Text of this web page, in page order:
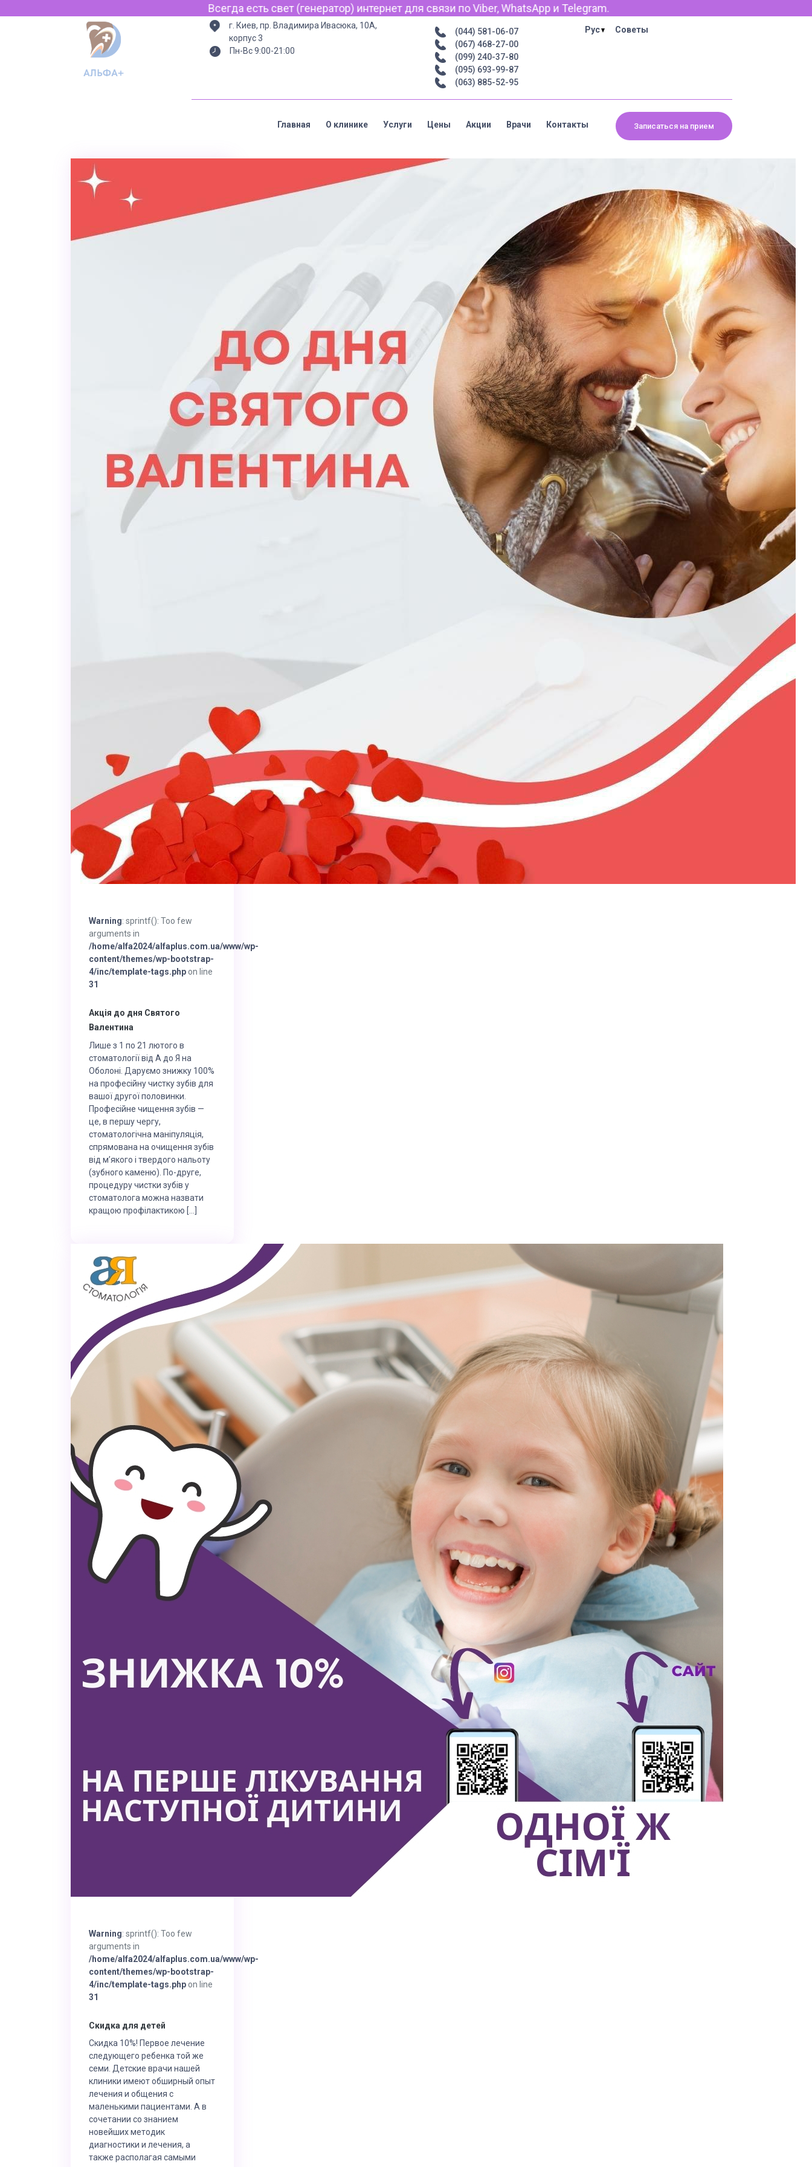
Всегда есть свет (генератор) интернет для связи по Viber, WhatsApp и Telegram.
г. Киев, пр. Владимира Ивасюка, 10А,
корпус 3
Пн-Вс 9:00-21:00
(044) 581-06-07
(067) 468-27-00
(099) 240-37-80
(095) 693-99-87
(063) 885-52-95
Рус Советы
Главная О клинике Услуги Цены Акции Врачи Контакты Записаться на прием
Warning: sprintf(): Too few
arguments in
/home/alfa2024/alfaplus.com.ua/www/wp-
content/themes/wp-bootstrap-
4/inc/template-tags.php on line
31
Акція до дня Святого
Валентина
Лише з 1 по 21 лютого в
стоматології від А до Я на
Оболоні. Даруємо знижку 100%
на професійну чистку зубів для
вашої другої половинки.
Професійне чищення зубів —
це, в першу чергу,
стоматологічна маніпуляція,
спрямована на очищення зубів
від м’якого і твердого нальоту
(зубного каменю). По-друге,
процедуру чистки зубів у
стоматолога можна назвати
кращою профілактикою […]
Warning: sprintf(): Too few
arguments in
/home/alfa2024/alfaplus.com.ua/www/wp-
content/themes/wp-bootstrap-
4/inc/template-tags.php on line
31
Скидка для детей
Скидка 10%! Первое лечение
следующего ребенка той же
семи. Детские врачи нашей
клиники имеют обширный опыт
лечения и общения с
маленькими пациентами. А в
сочетании со знанием
новейших методик
диагностики и лечения, а
также располагая самыми